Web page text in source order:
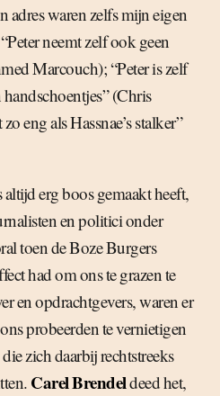
adres waren zelfs mijn eigen
neemt zelf ook geen
Marcouch); “Peter is zelf
(Chris
eng als Hassnae’s stalker”
erg boos gemaakt heeft,
en politici onder
toen de Boze Burgers
had om ons te grazen te
en opdrachtgevers, waren er
probeerden te vernietigen
zich daarbij rechtstreeks
Carel Brendeldeed het,